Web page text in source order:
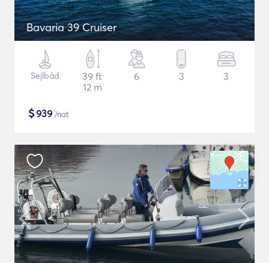
Bavaria 39 Cruiser
Sejlbåd
39 ft
12 m
6 3 3
$939 /nat